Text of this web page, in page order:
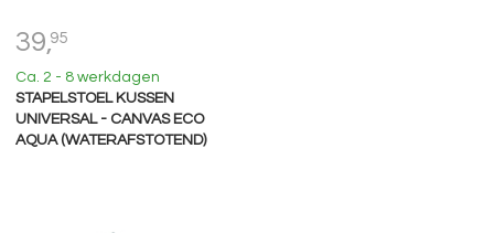
39,95
Ca. 2 - 8 werkdagen
STAPELSTOEL KUSSEN
UNIVERSAL - CANVAS ECO
AQUA (WATERAFSTOTEND)